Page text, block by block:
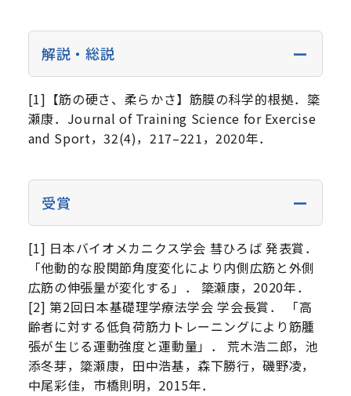
解説・総説
[1]【筋の硬さ、柔らかさ】筋膜の科学的根拠．簗
瀬康．Journal of Training Science for Exercise
and Sport，32(4)，217–221，2020年．
受賞
[1] 日本バイオメカニクス学会 彗ひろば 発表賞．
「他動的な股関節角度変化により内側広筋と外側
広筋の伸張量が変化する」． 簗瀬康，2020年．
[2] 第2回日本基礎理学療法学会 学会長賞． 「高
齢者に対する低負荷筋力トレーニングにより筋腫
張が生じる運動強度と運動量」． 荒木浩二郎，池
添冬芽，簗瀬康，田中浩基，森下勝行，磯野凌，
中尾彩佳，市橋則明，2015年．